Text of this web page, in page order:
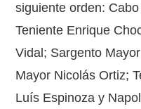
siguiente orden:
Teniente Enrique
Vidal; Sargento
Mayor Nicolás Ortiz;
Luís Espinoza y